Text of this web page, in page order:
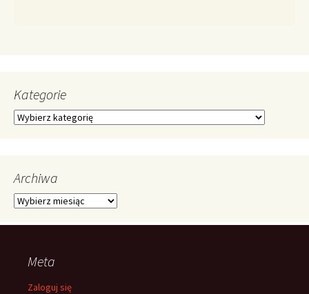
Kategorie
Kategorie
Archiwa
Archiwa
Meta
Zaloguj się